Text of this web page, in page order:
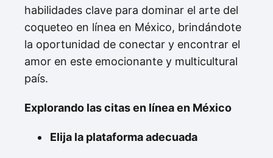
habilidades clave para dominar el arte del
coqueteo en línea en México, brindándote
la oportunidad de conectar y encontrar el
amor en este emocionante y multicultural
país.
Explorando las citas en línea en México
Elija la plataforma adecuada